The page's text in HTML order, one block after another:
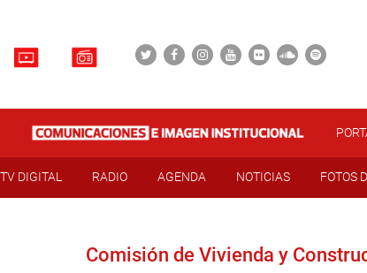
TV DIGITAL RADIO AGENDA NOTICIAS FOTOS
Comisión de Vivienda y